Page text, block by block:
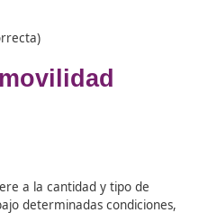
en general, se
el aparcamiento y acceso
(trámites, aprendizaje,